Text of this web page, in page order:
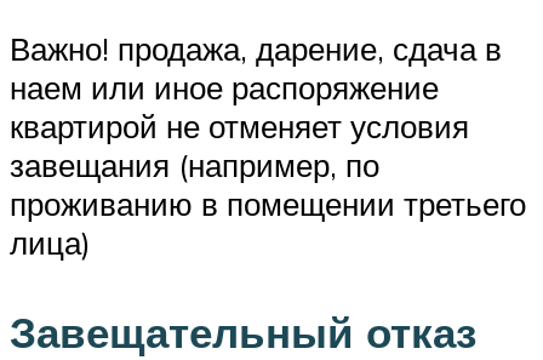
Важно! продажа, дарение, сдача в
наем или иное распоряжение
квартирой не отменяет условия
завещания (например, по
проживанию в помещении третьего
лица)
Завещательный отказ